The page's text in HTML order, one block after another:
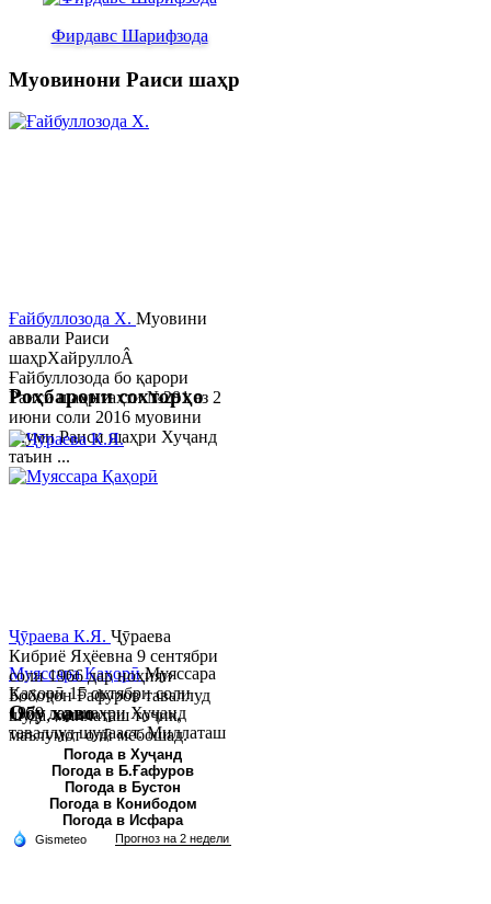
Фирдавс Шарифзода
Муовинони Раиси шаҳр
Ғайбуллозода Х. Муовини
аввали Раиси
шаҳрХайруллоÂ
Ғайбуллозода бо қарори
Раиси шаҳр таҳти №281 аз 2
июни соли 2016 муовини
якуми Раиси шаҳри Хуҷанд
таъин ...
Муяссара ҚаҳорӣМуяссара
Қаҳорӣ 15 октябри соли
1979 дар шаҳри Хуҷанд
таваллуд шудааст. Миллаташ
тоҷик. Маълумот олӣ. Соли
2002 Донишгоҳи давлатии
Хуҷанд ба...
Роҳбарони сохторҳо
Ҷӯраева К.Я. Ҷӯраева
Кибриё Яҳёевна 9 сентябри
соли 1966 дар ноҳияи
Бобоҷон Ғафуров таваллуд
шуда, миллаташ тоҷик,
маълумот олӣ мебошад.
Соли 1997 Донишг...
Обу хаво
Погода в Хуҷанд
Погода в Б.Ғафуров
Погода в Бустон
Погода в Конибодом
Погода в Исфара